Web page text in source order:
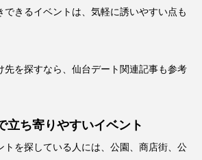
できるイベントは、気軽に誘いやすい点も
を探すなら、 仙台デート関連記事も参考
立ち寄りやすいイベント
トを探している人には、公園、商店街、公